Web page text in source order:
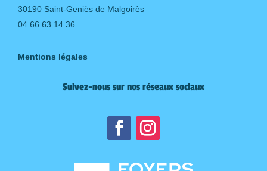
30190 Saint-Geniès de Malgoirès
04.66.63.14.36
Mentions légales
Suivez-nous sur nos réseaux sociaux